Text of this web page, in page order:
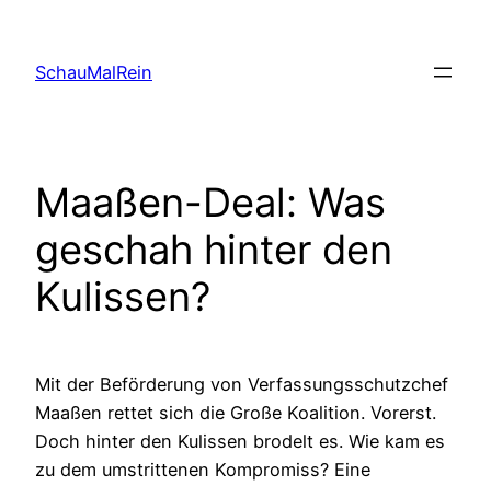
content
SchauMalRein
Maaßen-Deal: Was
geschah hinter den
Kulissen?
Mit der Beförderung von Verfassungsschutzchef
Maaßen rettet sich die Große Koalition. Vorerst.
Doch hinter den Kulissen brodelt es. Wie kam es
zu dem umstrittenen Kompromiss? Eine